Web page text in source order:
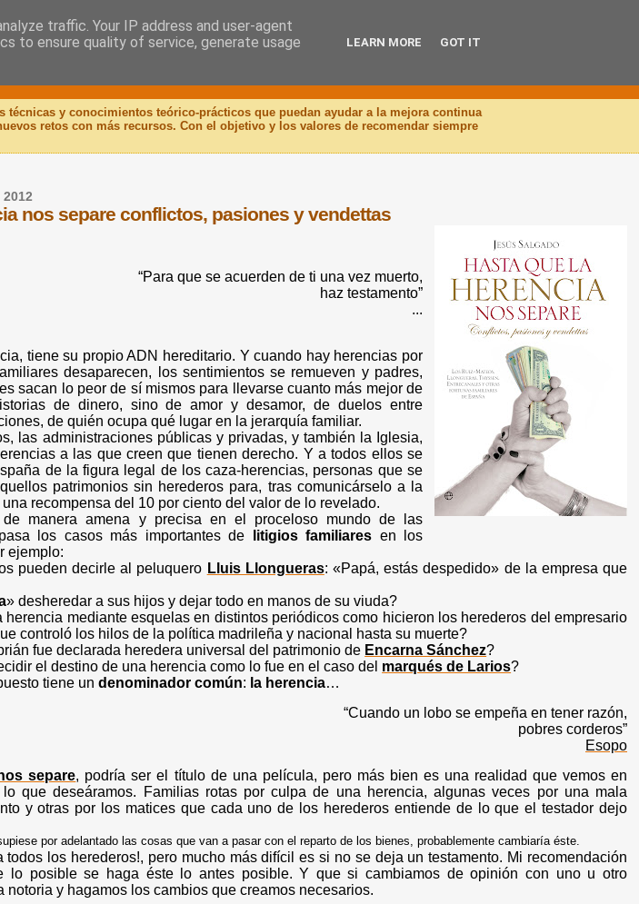
y conocimientos teórico-prácticos que puedan ayudar a la mejora continua
retos con más recursos. Con el objetivo y los valores de recomendar siempre
2012
nos separe conflictos, pasiones y vendettas
“Para que se acuerden de ti una vez muerto,
haz testamento”
...
tiene su propio ADN hereditario. Y cuando hay herencias por
desaparecen, los sentimientos se remueven y padres,
sacan lo peor de sí mismos para llevarse cuanto más mejor de
de dinero, sino de amor y desamor, de duelos entre
de quién ocupa qué lugar en la jerarquía familiar.
las administraciones públicas y privadas, y también la Iglesia,
a las que creen que tienen derecho. Y a todos ellos se
de la figura legal de los caza-herencias, personas que se
patrimonios sin herederos para, tras comunicárselo a la
recompensa del 10 por ciento del valor de lo revelado.
de manera amena y precisa en el proceloso mundo de las
los casos más importantes de litigios familiares en los
ejemplo:
pueden decirle al peluquero Lluis Llongueras: «Papá, estás despedido» de la empresa que
» desheredar a sus hijos y dejar todo en manos de su viuda?
herencia mediante esquelas en distintos periódicos como hicieron los herederos del empresario
controló los hilos de la política madrileña y nacional hasta su muerte?
fue declarada heredera universal del patrimonio de Encarna Sánchez?
el destino de una herencia como lo fue en el caso del marqués de Larios?
tiene undenominador común: la herencia…
“Cuando un lobo se empeña en tener razón,
pobres corderos”
Esopo
separe, podría ser el título de una película, pero más bien es una realidad que vemos en
que deseáramos. Familias rotas por culpa de una herencia, algunas veces por una mala
y otras por los matices que cada uno de los herederos entiende de lo que el testador dejo
por adelantado las cosas que van a pasar con el reparto de los bienes, probablementecambiaríaéste.
todos los herederos!, pero mucho más difícil es si no se deja un testamento. Mi recomendación
lo posible se haga éste lo antes posible. Y que si cambiamos de opinión con uno u otro
notoria y hagamos los cambios que creamos necesarios.
traffic. Your IP address and user-agent
to ensure quality of service, generate usage
LEARN MORE GOT IT